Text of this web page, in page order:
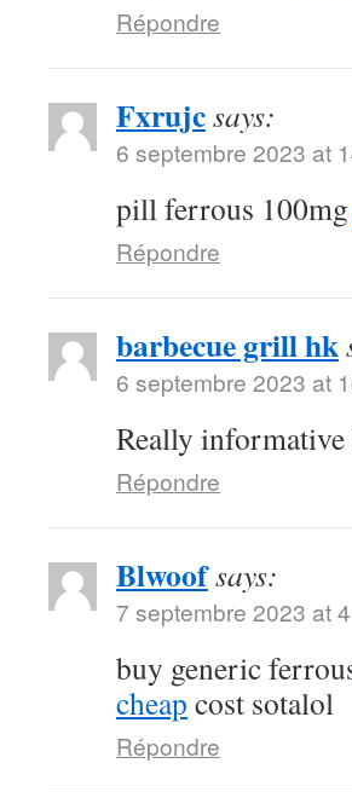
Répondre
Fxrujcsays:
6 septembre 2023 at
pill ferrous 100mg
Répondre
barbecue grill hk
6 septembre 2023 at
Really
Répondre
Blwoofsays:
7 septembre 2023 at
buy generic
cheap cost sotalol
Répondre